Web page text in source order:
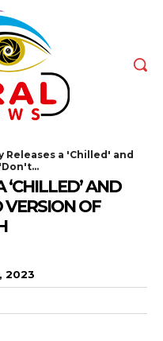
Releases a 'Chilled' and
‘CHILLED’ AND
VERSION OF
2023